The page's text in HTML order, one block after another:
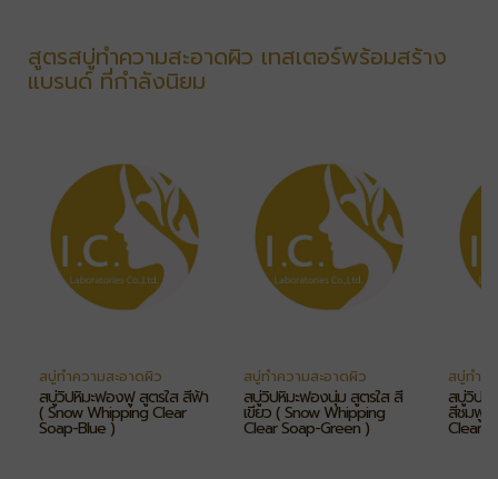
สูตรสบู่ทำความสะอาดผิว เทสเตอร์พร้อมสร้าง
แบรนด์ ที่กำลังนิยม
สบู่ทำความสะอาดผิว
สบู่วิปหิมะฟองฟู สูตรใส สีฟ้า
( Snow Whipping Clear
Soap-Blue )
สบู่ทำความสะอาดผิว
สบู่วิปหิมะฟองนุ่ม สูตรใส สี
เขียว ( Snow Whipping
Clear Soap-Green )
สบู่ทำค
สบู่วิปหิ
สีชมพู (
Clear